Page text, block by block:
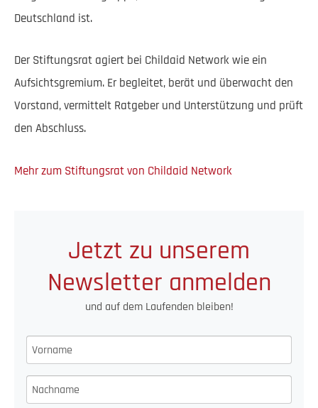
Deutschland ist.
Der Stiftungsrat agiert bei Childaid Network wie ein
Aufsichtsgremium. Er begleitet, berät und überwacht den
Vorstand, vermittelt Ratgeber und Unterstützung und prüft
den Abschluss.
Mehr zum Stiftungsrat von Childaid Network
Jetzt zu unserem
Newsletter anmelden
und auf dem Laufenden bleiben!